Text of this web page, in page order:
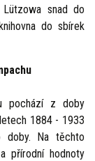
snad do
do sbírek
pochází z doby
1884 - 1933
Na těchto
přírodní hodnoty